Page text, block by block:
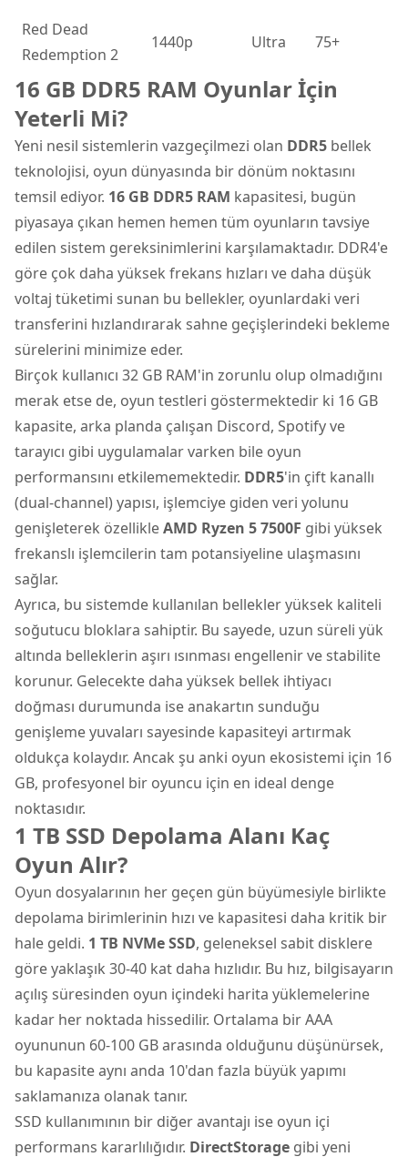
Red Dead
Redemption 2
1440p Ultra 75+
16 GB DDR5 RAM Oyunlar İçin
Yeterli Mi?
Yeni nesil sistemlerin vazgeçilmezi olan DDR5 bellek
teknolojisi, oyun dünyasında bir dönüm noktasını
temsil ediyor. 16 GB DDR5 RAM kapasitesi, bugün
piyasaya çıkan hemen hemen tüm oyunların tavsiye
edilen sistem gereksinimlerini karşılamaktadır. DDR4'e
göre çok daha yüksek frekans hızları ve daha düşük
voltaj tüketimi sunan bu bellekler, oyunlardaki veri
transferini hızlandırarak sahne geçişlerindeki bekleme
sürelerini minimize eder.
Birçok kullanıcı 32 GB RAM'in zorunlu olup olmadığını
merak etse de, oyun testleri göstermektedir ki 16 GB
kapasite, arka planda çalışan Discord, Spotify ve
tarayıcı gibi uygulamalar varken bile oyun
performansını etkilememektedir. DDR5'in çift kanallı
(dual-channel) yapısı, işlemciye giden veri yolunu
genişleterek özellikleAMD Ryzen 5 7500F gibi yüksek
frekanslı işlemcilerin tam potansiyeline ulaşmasını
sağlar.
Ayrıca, bu sistemde kullanılan bellekler yüksek kaliteli
soğutucu bloklara sahiptir. Bu sayede, uzun süreli yük
altında belleklerin aşırı ısınması engellenir ve stabilite
korunur. Gelecekte daha yüksek bellek ihtiyacı
doğması durumunda ise anakartın sunduğu
genişleme yuvaları sayesinde kapasiteyi artırmak
oldukça kolaydır. Ancak şu anki oyun ekosistemi için 16
GB, profesyonel bir oyuncu için en ideal denge
noktasıdır.
1 TB SSD Depolama Alanı Kaç
Oyun Alır?
Oyun dosyalarının her geçen gün büyümesiyle birlikte
depolama birimlerinin hızı ve kapasitesi daha kritik bir
hale geldi. 1 TB NVMe SSD, geleneksel sabit disklere
göre yaklaşık 30-40 kat daha hızlıdır. Bu hız, bilgisayarın
açılış süresinden oyun içindeki harita yüklemelerine
kadar her noktada hissedilir. Ortalama bir AAA
oyununun 60-100 GB arasında olduğunu düşünürsek,
bu kapasite aynı anda 10'dan fazla büyük yapımı
saklamanıza olanak tanır.
SSD kullanımının bir diğer avantajı ise oyun içi
performans kararlılığıdır. DirectStorage gibi yeni